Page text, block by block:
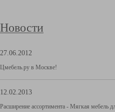
Новости
27.06.2012
Цмебель.ру в Москве!
12.02.2013
Расширение ассортимента - Мягкая мебель